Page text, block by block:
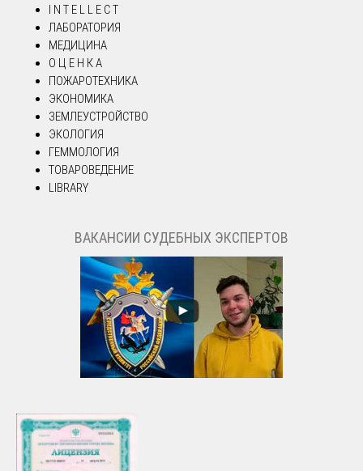
I N T E L L E C T
ЛАБОРАТОРИЯ
МЕДИЦИНА
О Ц Е Н К А
ПОЖАРОТЕХНИКА
ЭКОНОМИКА
ЗЕМЛЕУСТРОЙСТВО
ЭКОЛОГИЯ
ГЕММОЛОГИЯ
ТОВАРОВЕДЕНИЕ
LIBRARY
ВАКАНСИИ СУДЕБНЫХ ЭКСПЕРТОВ